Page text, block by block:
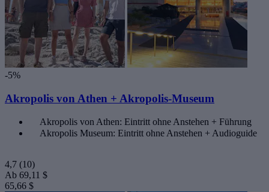
-5%
Akropolis von Athen + Akropolis-Museum
Akropolis von Athen: Eintritt ohne Anstehen + Führung
Akropolis Museum: Eintritt ohne Anstehen + Audioguide
4,7 (10)
Ab 69,11 $
65,66 $